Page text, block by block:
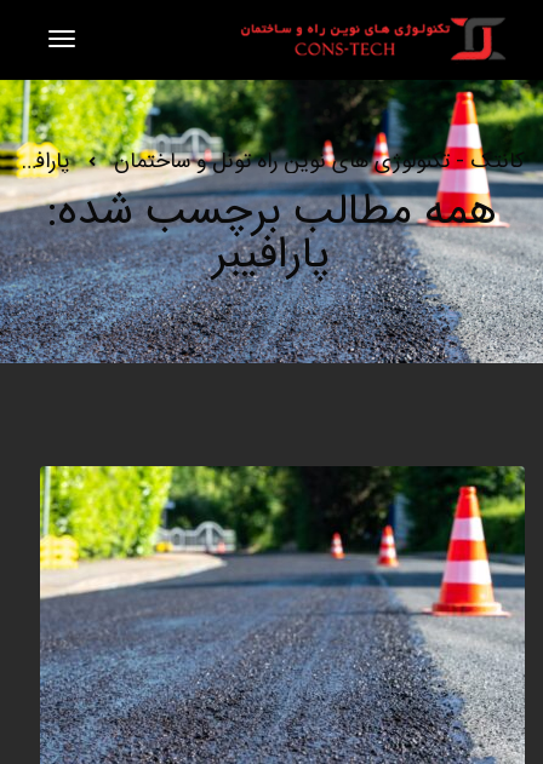
کانتک - تکنولوژی های نوین راه تونل و ساختمان پارافیبر
همه مطالب برچسب شده:
پارافیبر